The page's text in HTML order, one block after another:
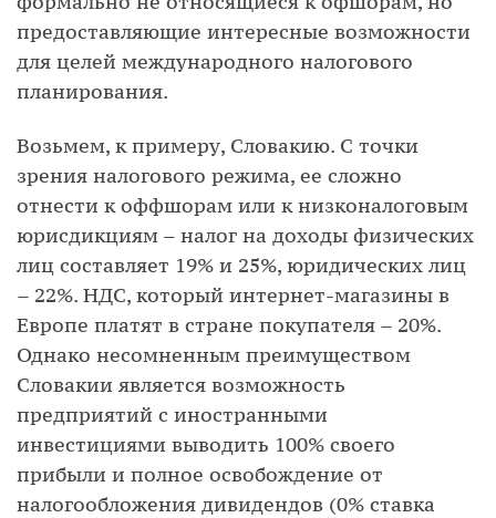
предоставляющие интересные возможности
для целей международного налогового
планирования.
Возьмем, к примеру, Словакию. С точки
зрения налогового режима, ее сложно
отнести к оффшорам или к низконалоговым
юрисдикциям – налог на доходы физических
лиц составляет 19% и 25%, юридических лиц
– 22%. НДС, который интернет-магазины в
Европе платят в стране покупателя – 20%.
Однако несомненным преимуществом
Словакии является возможность
предприятий с иностранными
инвестициями выводить 100% своего
прибыли и полное освобождение от
налогообложения дивидендов (0% ставка